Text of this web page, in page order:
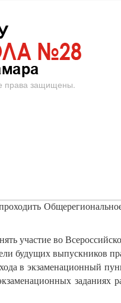
права защищены.
участие во
будущих выпускников
в экзаменационный
заданиях